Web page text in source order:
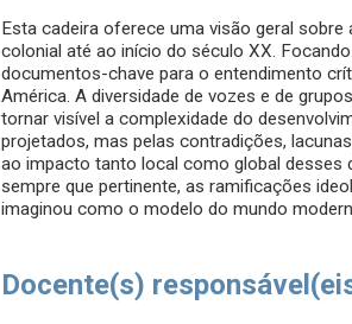
Esta cadeira oferece uma visão geral
colonial até ao início do século XX.
documentos-chave para o entendimento
América. A diversidade de vozes e de
tornar visível a complexidade do
projetados, mas pelas contradições,
ao impacto tanto local como global desses
sempre que pertinente, as ramificações
imaginou como o modelo do mundo
Docente(s)